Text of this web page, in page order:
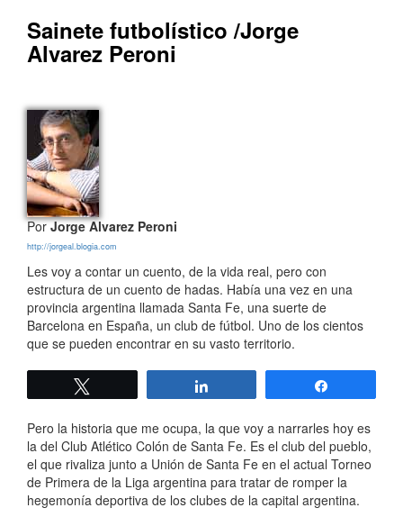
Sainete futbolístico /Jorge
Alvarez Peroni
PorJorge Alvarez Peroni
http://jorgeal.blogia.com
Les voy a contar un cuento, de la vida real, pero con
estructura de un cuento de hadas. Había una vez en una
provincia argentina llamada Santa Fe, una suerte de
Barcelona en España, un club de fútbol. Uno de los cientos
que se pueden encontrar en su vasto territorio.
Pero la historia que me ocupa, la que voy a narrarles hoy es
la del Club Atlético Colón de Santa Fe. Es el club del pueblo,
el que rivaliza junto a Unión de Santa Fe en el actual Torneo
de Primera de la Liga argentina para tratar de romper la
hegemonía deportiva de los clubes de la capital argentina.